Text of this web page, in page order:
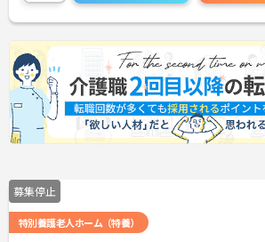
募集停止
特別養護老人ホーム（特養）